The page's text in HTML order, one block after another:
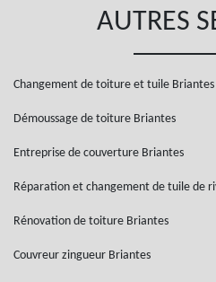
AUTRES
Changement de toiture et tuile Briantes
Démoussage de toiture Briantes
Entreprise de couverture Briantes
Réparation et changement de tuile de
Rénovation de toiture Briantes
Couvreur zingueur Briantes